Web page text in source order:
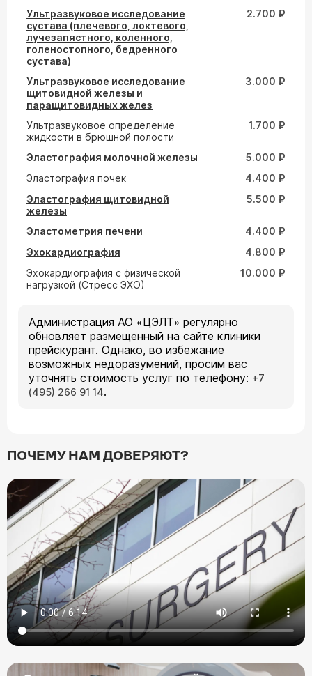
Ультразвуковое исследование
сустава (плечевого, локтевого,
лучезапястного, коленного,
голеностопного, бедренного
сустава)
2.700 ₽
Ультразвуковое исследование
щитовидной железы и
паращитовидных желез
3.000 ₽
Ультразвуковое определение
жидкости в брюшной полости
1.700 ₽
Эластография молочной железы
5.000 ₽
Эластография почек
4.400 ₽
Эластография щитовидной
железы
5.500 ₽
Эластометрия печени
4.400 ₽
Эхокардиография
4.800 ₽
Эхокардиография с физической
нагрузкой (Стресс ЭХО)
10.000 ₽
Администрация АО «ЦЭЛТ» регулярно
обновляет размещенный на сайте клиники
прейскурант. Однако, во избежание
возможных недоразумений, просим вас
уточнять стоимость услуг по телефону: +7
(495) 266 91 14.
ПОЧЕМУ НАМ ДОВЕРЯЮТ?